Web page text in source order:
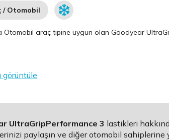
/ Otomobil
Otomobil araç tipine uygun olanGoodyear
görüntüle
UltraGripPerformance 3 lastikleri
paylaşın ve diğer otomobil sahiplerine